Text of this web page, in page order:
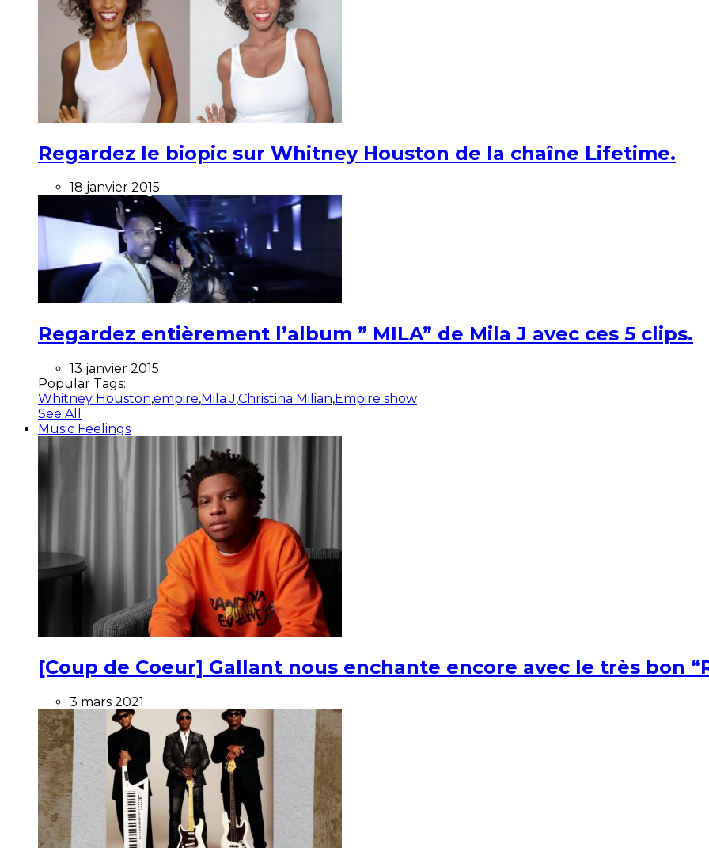
Regardez le biopic sur Whitney Houston de la chaîne Lifetime.
18 janvier 2015
Regardez entièrement l’album ” MILA” de Mila J avec ces 5 clips.
13 janvier 2015
Popular Tags:
Whitney Houston,empire,Mila J,Christina Milian,Empire show
See All
Music Feelings
[Coup de Coeur] Gallant nous enchante encore avec le très bon
3 mars 2021